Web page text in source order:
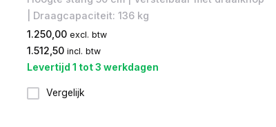
| Draagcapaciteit: 136 kg
1.250,00 excl. btw
1.512,50 incl. btw
Levertijd 1 tot 3 werkdagen
Vergelijk